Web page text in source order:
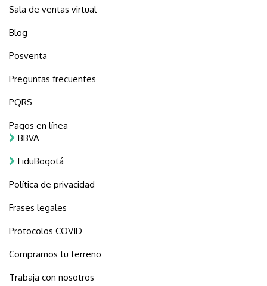
Sala de ventas virtual
Blog
Posventa
Preguntas frecuentes
PQRS
Pagos en línea
BBVA
FiduBogotá
Política de privacidad
Frases legales
Protocolos COVID
Compramos tu terreno
Trabaja con nosotros